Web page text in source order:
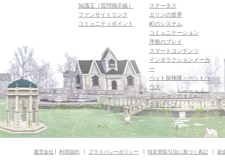
知識王（質問掲示板）
ファンサイトリンク
コミュニティポイント
ステータス
エリンの世界
町のシステム
コミュニケーション
序盤のプレイ
スマートコンテンツ
インタラクションメーカ
ー
ペット探検隊・ペットハ
ウス
ダンジョンガイド
マギグラフィ
運営会社 利用規約 プライバシーポリシー 特定商取引法に基づく表記 資